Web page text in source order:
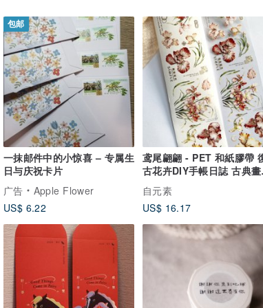
包邮
一抹邮件中的小惊喜 – 专属生
日与庆祝卡片
广告
Apple Flower
US$ 6.22
鸢尾翩翩 - PET 和紙膠帶
古花卉DIY手帳日誌 古典畫
裝飾素材
自元素
US$ 16.17